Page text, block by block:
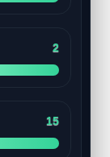
2
15